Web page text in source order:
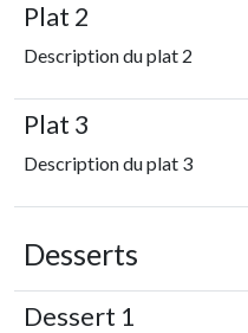
Plat 2
Description du plat 2
Plat 3
Description du plat 3
Desserts
Dessert 1